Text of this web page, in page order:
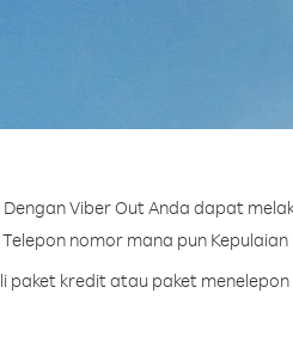
Dengan Viber Out Anda dapat
Telepon nomor mana pun
paket kredit atau paket